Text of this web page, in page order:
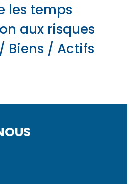
les temps
aux risques
Biens / Actifs